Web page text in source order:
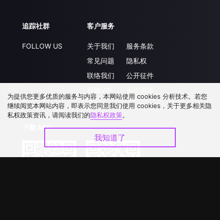
追踪社群
FOLLOW US
客户服务
关于我们
常见问题
联络我们
服务条款
隐私权
公开征件
下载 APP
为提供您更多优质的服务与内容，本网站使用 cookies 分析技术。若您
继续阅览本网站内容，即表示您同意我们使用 cookies，关于更多相关隐
私权政策资讯，请阅读我们的隐私权政策。
我知道了